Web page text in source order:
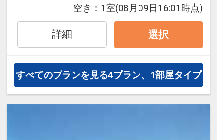
インターネットコース番号：DP-1-
17125351
空き： 1室(08月09日16:01時点)
詳細 選択
すべてのプランを見る4プラン、1部屋タイプ